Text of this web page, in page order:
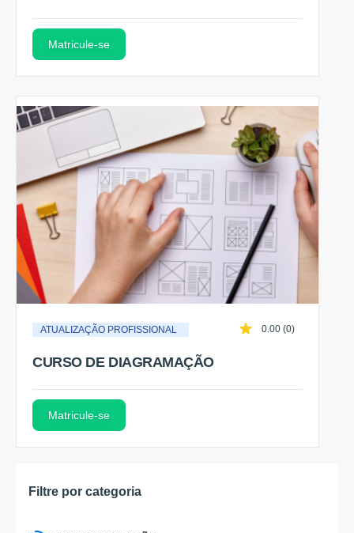
Filtre por categoria
Matricule-se
ATUALIZAÇÃO PROFISSIONAL 0.00 (0)
CURSO DE DIAGRAMAÇÃO
Matricule-se